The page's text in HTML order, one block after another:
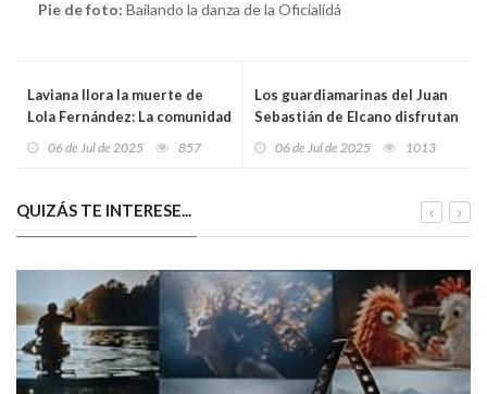
Pie de foto: Bailando la danza de la Oficialidá
Laviana llora la muerte de
Lola Fernández: La comunidad
06 de Jul de 2025 857
Los guardiamarinas del Juan
Sebastián de Elcano disfrutan
06 de Jul de 2025 1013
QUIZÁS TE INTERESE...